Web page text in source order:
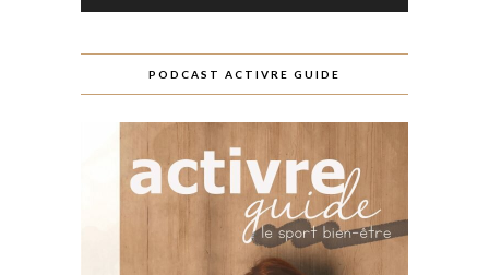
PODCAST ACTIVRE GUIDE